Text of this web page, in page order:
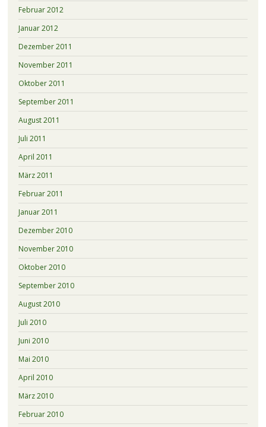
Februar 2012
Januar 2012
Dezember 2011
November 2011
Oktober 2011
September 2011
August 2011
Juli 2011
April 2011
März 2011
Februar 2011
Januar 2011
Dezember 2010
November 2010
Oktober 2010
September 2010
August 2010
Juli 2010
Juni 2010
Mai 2010
April 2010
März 2010
Februar 2010